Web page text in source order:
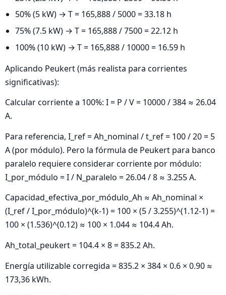
50% (5 kW) → T = 165,888 / 5000 = 33.18 h
75% (7.5 kW) → T = 165,888 / 7500 = 22.12 h
100% (10 kW) → T = 165,888 / 10000 = 16.59 h
Aplicando Peukert (más realista para corrientes
significativas):
Calcular corriente a 100%: I = P / V = 10000 / 384 ≈ 26.04
A.
Para referencia, I_ref = Ah_nominal / t_ref = 100 / 20 = 5
A (por módulo). Pero la fórmula de Peukert para banco
paralelo requiere considerar corriente por módulo:
I_por_módulo = I / N_paralelo = 26.04 / 8 ≈ 3.255 A.
Capacidad_efectiva_por_módulo_Ah ≈ Ah_nominal ×
(I_ref / I_por_módulo)^(k-1) = 100 × (5 / 3.255)^(1.12-1) =
100 × (1.536)^(0.12) ≈ 100 × 1.044 ≈ 104.4 Ah.
Ah_total_peukert = 104.4 × 8 = 835.2 Ah.
Energía utilizable corregida = 835.2 × 384 × 0.6 × 0.90 ≈
173,36 kWh.